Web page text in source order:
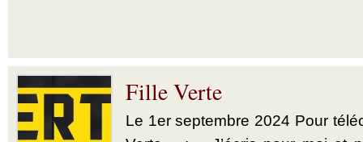
Fille Verte
Le 1er septembre 2024 Pour